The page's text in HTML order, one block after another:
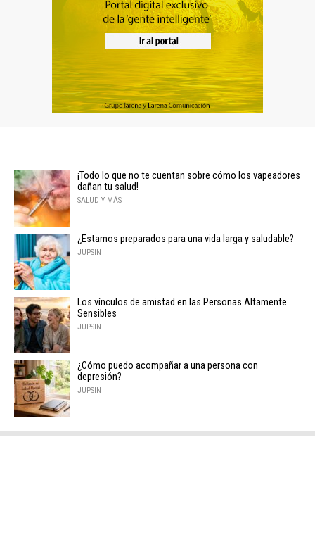
¡Todo lo que no te cuentan sobre cómo los vapeadores
dañan tu salud!
SALUD Y MÁS
¿Estamos preparados para una vida larga y saludable?
JUPSIN
Los vínculos de amistad en las Personas Altamente
Sensibles
JUPSIN
¿Cómo puedo acompañar a una persona con
depresión?
JUPSIN